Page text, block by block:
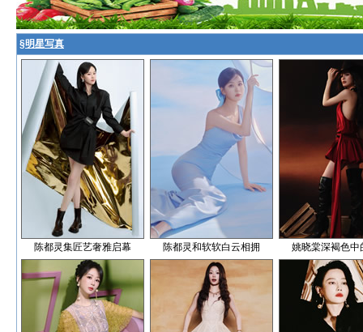
§明星写真
陈都灵集匠艺奢雅启幕 陈都灵和软软白云相拥 姚晓棠深褐色中